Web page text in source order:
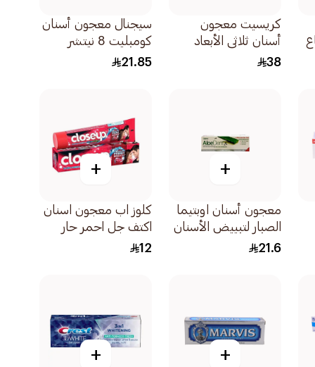
كريسيت معجون
أسنان ثلاثي الأبعاد
وايت ديلاكس انتعاش
38
سيجنال معجون أسنان
كومبليت 8 نيتشر
إليمنتس بالفحم 75مل
21.85
+
معجون أسنان اوبتيما
الصبار لتبييض الأسنان
50مل
21.6
+
كلوز اب معجون اسنان
اكتف جل احمر حار
120 مل
12
+
+